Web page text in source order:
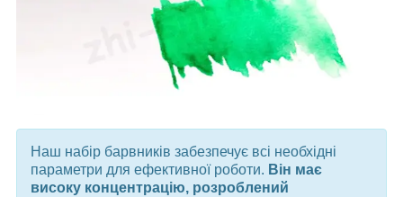
Наш набір барвників забезпечує всі необхідні
параметри для ефективної роботи. Він має
високу концентрацію, розроблений